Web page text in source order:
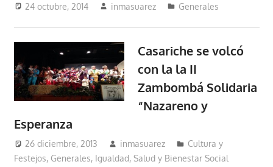
24 octubre, 2014 inmasuarez Generales
Casariche se volcó
con la la II
Zambombá Solidaria
“Nazareno y
Esperanza
26 diciembre, 2013 inmasuarez
Cultura y
Festejos, Generales, Igualdad, Salud y Bienestar Social